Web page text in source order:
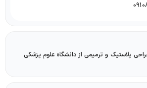
پلاستیک و ترمیمی از دانشگاه علوم پزشکی